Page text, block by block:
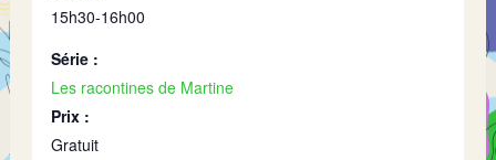
15h30-16h00
Série :
Les racontines de Martine
Prix :
Gratuit